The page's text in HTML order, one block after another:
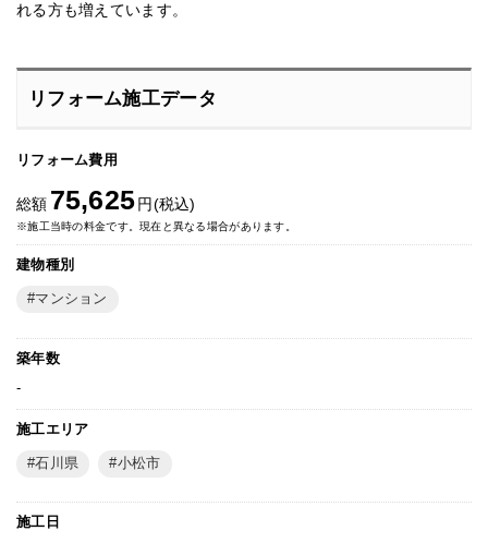
れる方も増えています。
リフォーム施工データ
リフォーム費用
総額 75,625円(税込)
※施工当時の料金です。現在と異なる場合があります。
建物種別
マンション
築年数
-
施工エリア
石川県 小松市
施工日